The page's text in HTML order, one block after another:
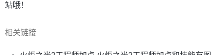
站哦！
相关链接